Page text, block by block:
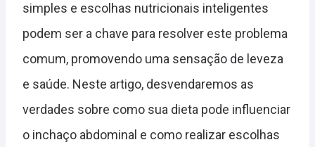
simples e escolhas nutricionais inteligentes
podem ser a chave para resolver este problema
comum, promovendo uma sensação de leveza
e saúde. Neste artigo, desvendaremos as
verdades sobre como sua dieta pode influenciar
o inchaço abdominal e como realizar escolhas